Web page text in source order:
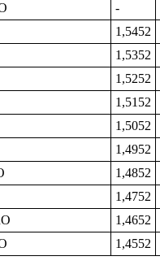
-
1,5452
1,5352
1,5252
1,5152
1,5052
1,4952
1,4852
1,4752
1,4652
1,4552